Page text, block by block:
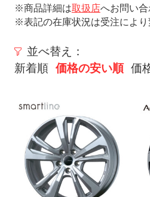
※商品詳細は取扱店へお問い合
※表記の在庫状況は受注により
並べ替え：
新着順 価格の安い順 価